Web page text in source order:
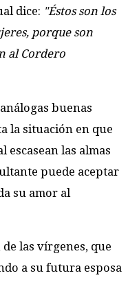
dice: "Éstos son los
porque son
al Cordero
buenas
la situación en que
escasean las almas
puede aceptar
su amor al
las vírgenes, que
a su futura esposa